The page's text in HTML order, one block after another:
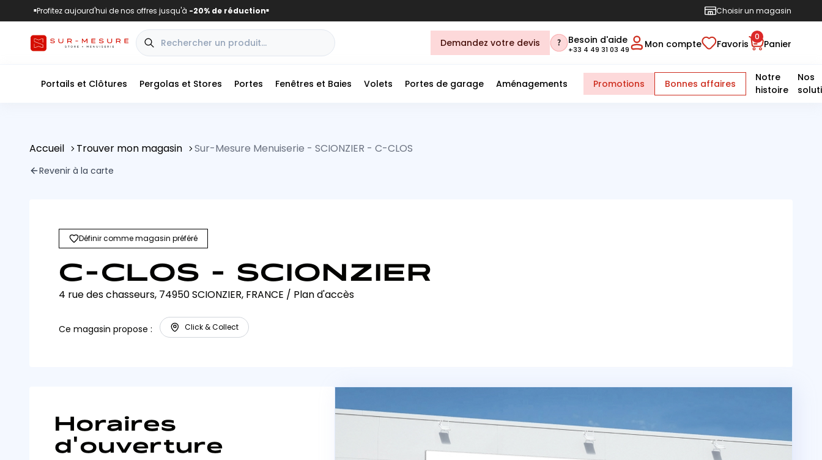
■Profitez aujourd'hui de nos offres jusqu'à -20% de réduction■ Choisir un magasin
Demandez votre devis Besoin d'aide
+33 4 49 31 03 49 Mon compte Favoris
0
Panier
Portails et Clôtures Pergolas et Stores Portes Fenêtres et Baies Volets Portes de garage Aménagements Promotions Bonnes affaires
Notre
histoire
Nos
Accueil Trouver mon magasin Sur-Mesure Menuiserie - SCIONZIER - C-CLOS
Revenir à la carte
Définir comme magasin préféré
C-CLOS - SCIONZIER
4 rue des chasseurs, 74950 SCIONZIER, FRANCE / Plan d'accès
Ce magasin propose : Click & Collect
Horaires
d'ouverture